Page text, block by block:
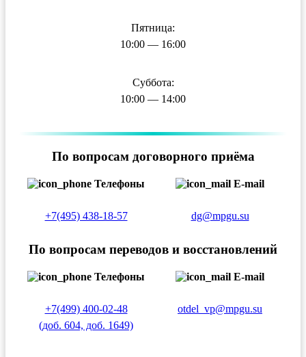
Пятница:
10:00 — 16:00
Суббота:
10:00 — 14:00
По вопросам договорного приёма
Телефоны
+7(495) 438-18-57
E-mail
dg@mpgu.su
По вопросам переводов и восстановлений
Телефоны
+7(499) 400-02-48
(доб. 604, доб. 1649)
E-mail
otdel_vp@mpgu.su